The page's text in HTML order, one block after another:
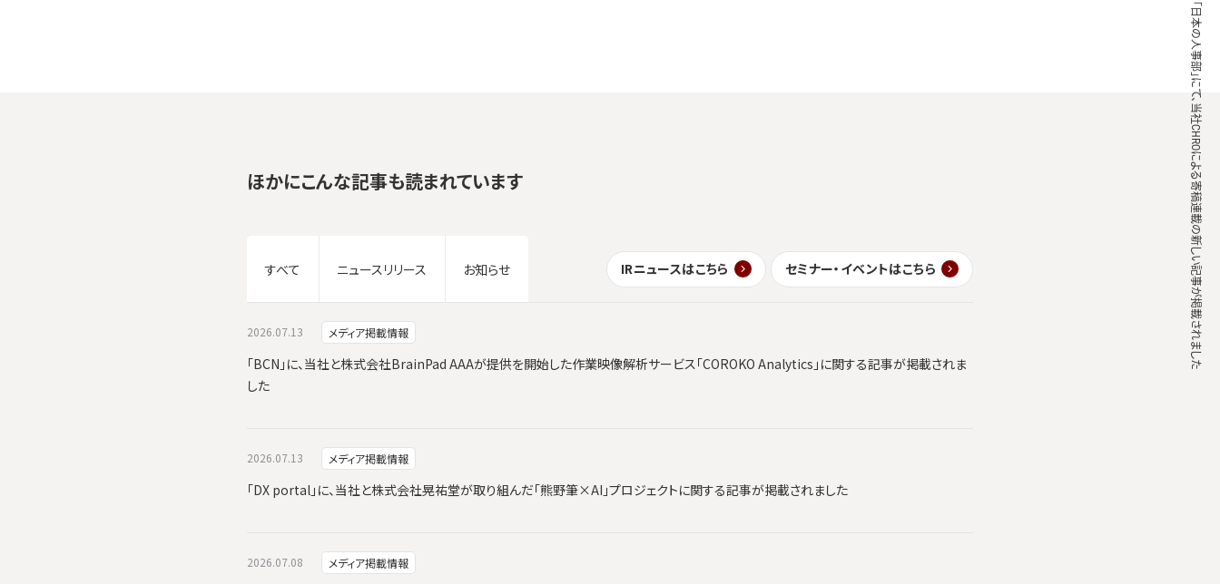
「日本の人事部」にて、当社CHROによる寄稿連載の新しい記事が掲載されました
ほかにこんな記事も読まれています
すべて ニュースリリース お知らせ IRニュースはこちら セミナー・イベントはこちら
2026.07.13 メディア掲載情報
「BCN」に、当社と株式会社BrainPad AAAが提供を開始した作業映像解析サービス「COROKO Analytics」に関する記事が掲載されま
した
2026.07.13 メディア掲載情報
「DX portal」に、当社と株式会社晃祐堂が取り組んだ「熊野筆×AI」プロジェクトに関する記事が掲載されました
2026.07.08 メディア掲載情報